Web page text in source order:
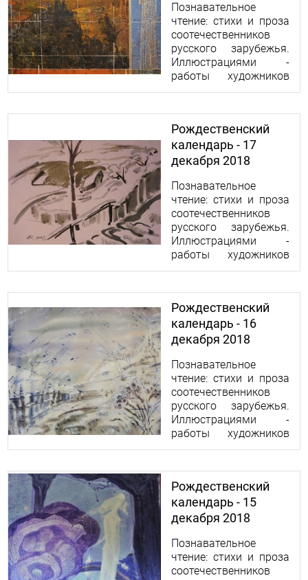
Познавательное
чтение: стихи и проза
соотечественников
русского зарубежья.
Иллюстрациями -
работы художников
Николая и Ольги
Рождественский
календарь - 17
декабря 2018
Познавательное
чтение: стихи и проза
соотечественников
русского зарубежья.
Иллюстрациями -
работы художников
Николая и Ольги
Рождественский
календарь - 16
декабря 2018
Познавательное
чтение: стихи и проза
соотечественников
русского зарубежья.
Иллюстрациями -
работы художников
Николая и Ольги
Рождественский
календарь - 15
декабря 2018
Познавательное
чтение: стихи и проза
соотечественников